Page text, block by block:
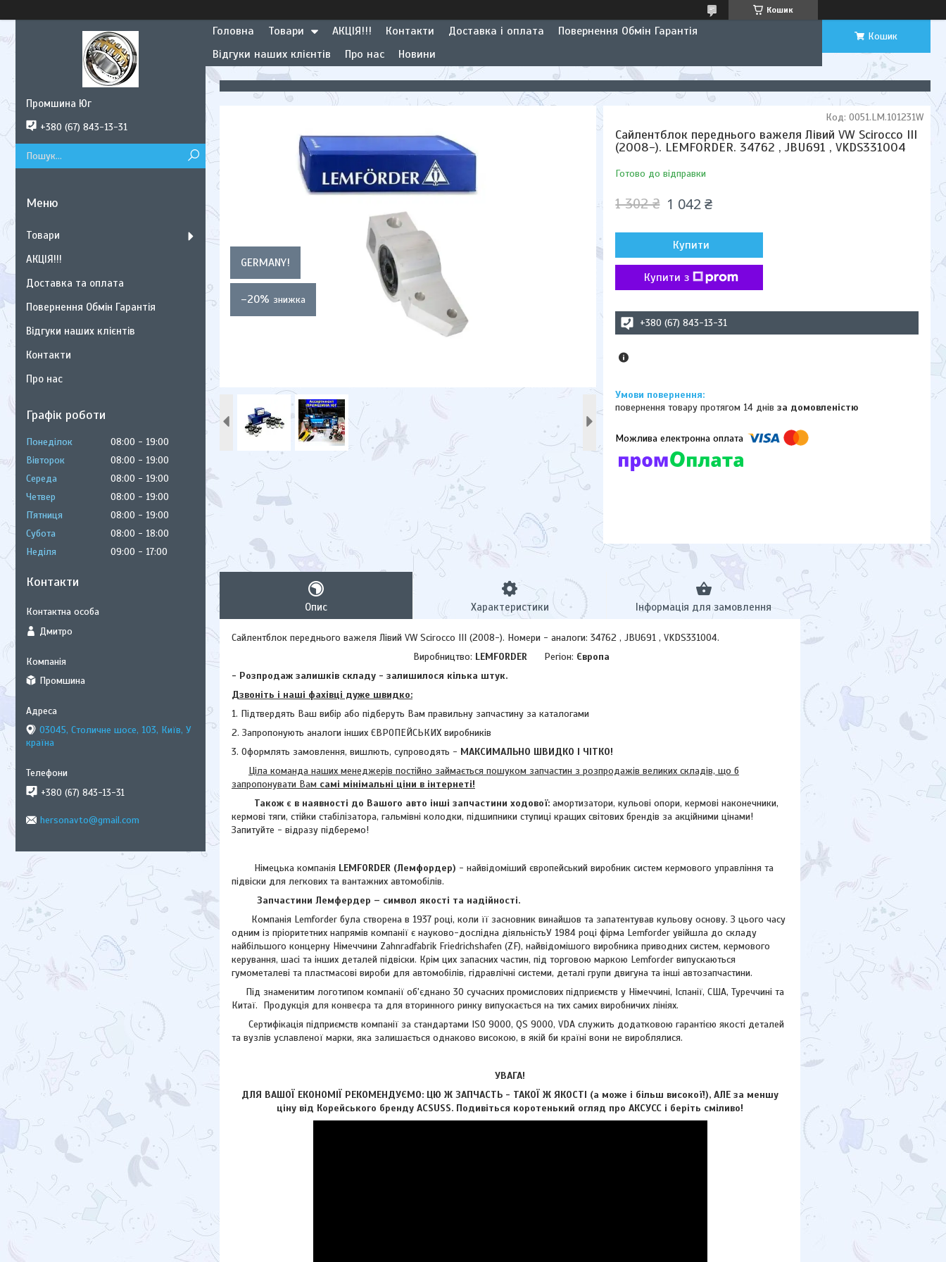
Кошик
Головна Товари АКЦІЯ!!! Контакти Доставка і оплата
Повернення Обмін Гарантія
Відгуки наших клієнтів
Про нас Новини
Кошик
GERMANY!
–20%
Сайлентблок переднього важеля Лівий VW Scirocco III
(2008-). LEMFORDER. 34762 , JBU691 , VKDS331004
Готово до відправки
Код: 0051.LM.101231W
1 302 ₴ 1 042 ₴
Купити
Купити з
+380 (67) 843-13-31
повернення товару протягом 14 днівза домовленістю
Опис Характеристики Інформація для замовлення
Сайлентблок переднього важеля Лівий VW Scirocco III (2008-). Номери - аналоги: 34762 , JBU691 , VKDS331004.
Виробництво: LEMFORDER Регіон: Європа
- Розпродаж залишків складу - залишилося кілька штук.
Дзвоніть і наші фахівці дуже швидко:
1. Підтвердять Ваш вибір або підберуть Вам правильну запчастину за каталогами
2. Запропонують аналоги інших ЄВРОПЕЙСЬКИХ виробників
3. Оформлять замовлення, вишлють, супроводять - МАКСИМАЛЬНО ШВИДКО І ЧІТКО!
Ціла команда наших менеджерів постійно займається пошуком запчастин з розпродажів великих складів, що б
запропонувати Вам самі мінімальні ціни в інтернеті!
Також є в наявності до Вашого авто інші запчастини ходової: амортизатори, кульові опори, кермові наконечники,
кермові тяги, стійки стабілізатора, гальмівні колодки, підшипники ступиці кращих світових брендів за акційними цінами!
Запитуйте - відразу підберемо!
Німецька компанія LEMFORDER (Лемфордер) - найвідоміший європейський виробник систем кермового управління та
підвіски для легкових та вантажних автомобілів.
Запчастини Лемфердер – символ якості та надійності.
Компанія Lemforder була створена в 1937 році, коли її засновник винайшов та запатентував кульову основу. З цього часу
одним із пріоритетних напрямів компанії є науково-дослідна діяльністьУ 1984 році фірма Lemforder увійшла до складу
найбільшого концерну Німеччини Zahnradfabrik Friedrichshafen (ZF), найвідомішого виробника приводних систем, кермового
керування, шасі та інших деталей підвіски. Крім цих запасних частин, під торговою маркою Lemforder випускаються
гумометалеві та пластмасові вироби для автомобілів, гідравлічні системи, деталі групи двигуна та інші автозапчастини.
Під знаменитим логотипом компанії об'єднано 30 сучасних промислових підприємств у Німеччині, Іспанії, США, Туреччині та
Китаї. Продукція для конвеєра та для вторинного ринку випускається на тих самих виробничих лініях.
Сертифікація підприємств компанії за стандартами ISO 9000, QS 9000, VDA служить додатковою гарантією якості деталей
та вузлів уславленої марки, яка залишається однаково високою, в якій би країні вони не вироблялися.
УВАГА!
ДЛЯ ВАШОЇ ЕКОНОМІЇ РЕКОМЕНДУЄМО: ЦЮ Ж ЗАПЧАСТЬ - ТАКОЇ Ж ЯКОСТІ (а може і більш високої!), АЛЕ за меншу
ціну від Корейського бренду ACSUSS. Подивіться коротенький огляд про АКСУCC і беріть сміливо!
Промшина Юг
+380 (67) 843-13-31
Товари
АКЦІЯ!!!
Доставка та оплата
Повернення Обмін Гарантія
Відгуки наших клієнтів
Контакти
Про нас
Графік роботи
Понеділок 08:00
19:00
Вівторок
08:00
19:00
Середа
08:00
19:00
Четвер
08:00
19:00
Пʼятниця
08:00
19:00
Субота
08:00
18:00
Неділя
09:00 17:00
Контакти
Дмитро
Промшина
03045, Столичне шосе, 103, Київ, У
країна
+380 (67) 843-13-31
hersonavto@gmail.com